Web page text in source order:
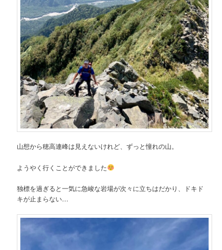
山想から穂高連峰は見えないけれど、ずっと憧れの山。
ようやく行くことができました
独標を過ぎると一気に急峻な岩場が次々に立ちはだかり、ドキド
キが止まらない…